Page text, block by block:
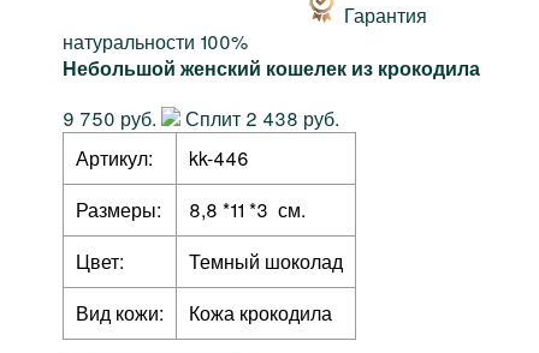
Гарантия
натуральности 100%
Небольшой женский кошелек из крокодила
9 750 руб.
Сплит 2 438 руб.
Артикул:
kk-446
Размеры:
8,8 *11 *3 см.
Цвет:
Темный шоколад
Вид кожи:
Кожа крокодила